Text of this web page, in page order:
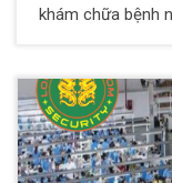
khám chữa bệnh
hình an ninh quá
luôn cần có lực
toàn cho khu vực